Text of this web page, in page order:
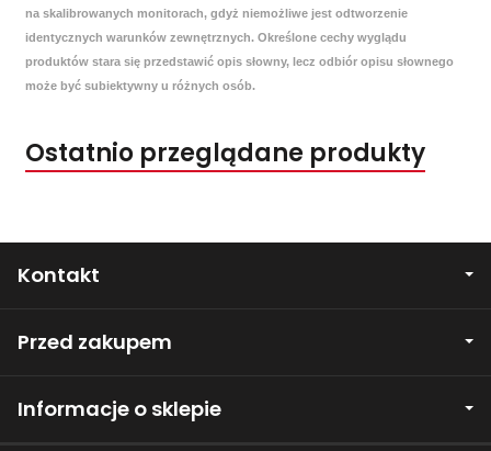
na skalibrowanych monitorach, gdyż niemożliwe jest odtworzenie
identycznych warunków zewnętrznych. Określone cechy wyglądu
produktów stara się przedstawić opis słowny, lecz odbiór opisu słownego
może być subiektywny u różnych osób.
Ostatnio przeglądane produkty
Kontakt
Przed zakupem
Informacje o sklepie